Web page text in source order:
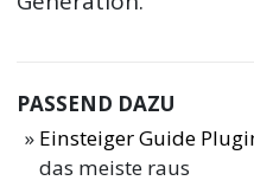
PASSEND DAZU
Einsteiger Guide
das meiste raus